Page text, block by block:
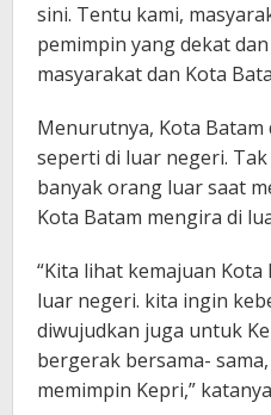
sini. Tentu kami,
pemimpin yang dekat
masyarakat dan Kota
Menurutnya, Kota Batam
seperti di luar negeri.
banyak orang luar saat
Kota Batam mengira di
“Kita lihat kemajuan
luar negeri. kita ingin
diwujudkan juga untuk
bergerak bersama-
memimpin Kepri,”